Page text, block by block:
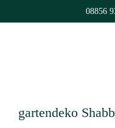
Inhalt
08856
gartendeko